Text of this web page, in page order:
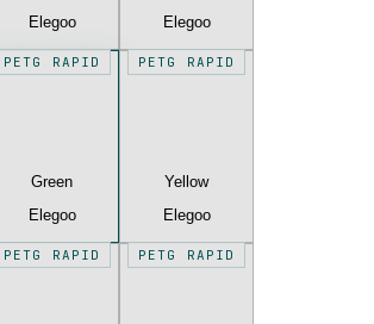
Elegoo
Elegoo
PETG RAPID
Green
Elegoo
PETG RAPID
Yellow
Elegoo
PETG RAPID PETG RAPID